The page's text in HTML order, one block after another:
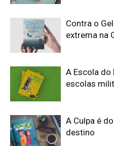
Contra o
extrema na
A Escola do
escolas
A Culpa é
destino